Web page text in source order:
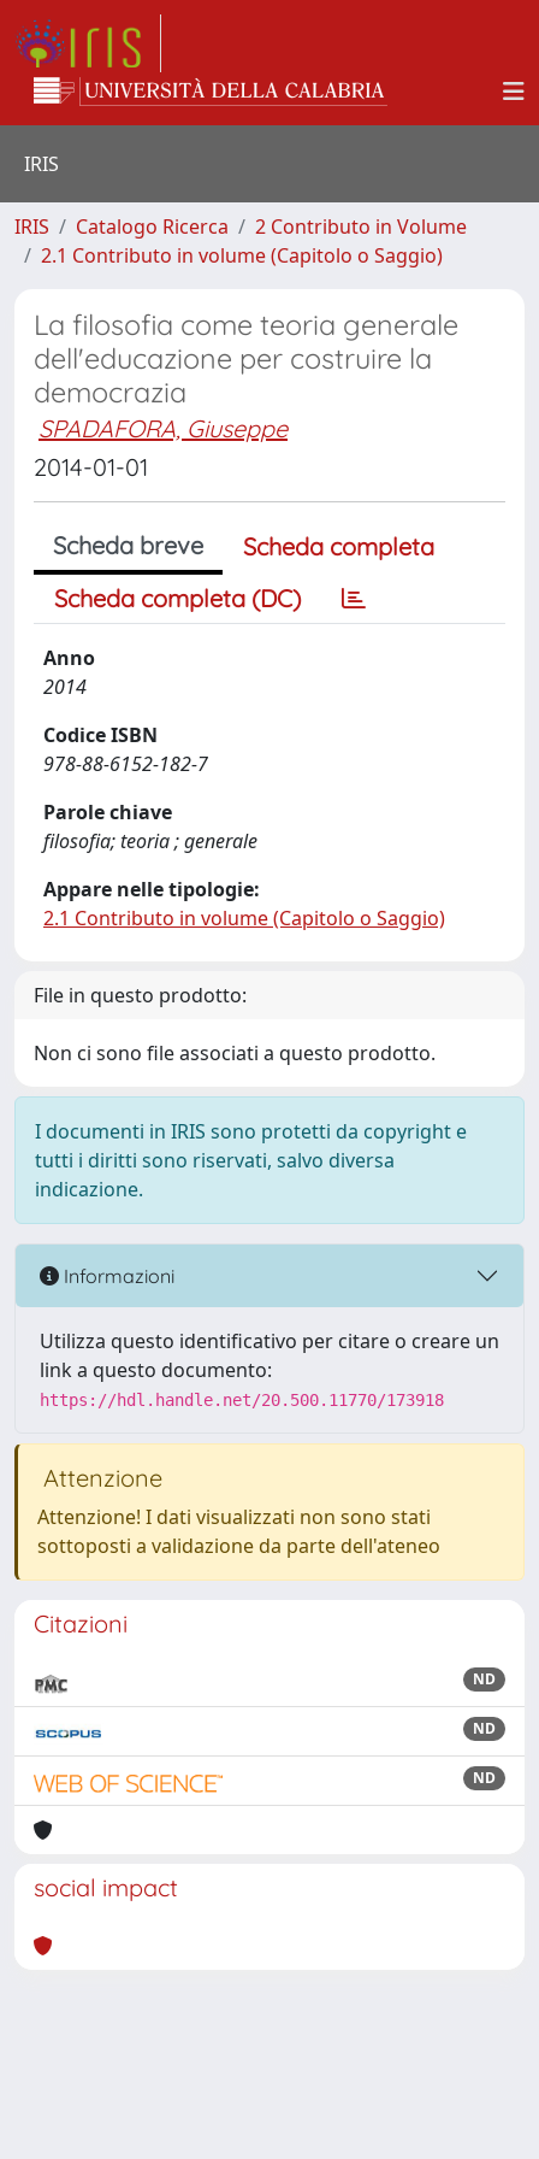
IRIS
IRIS Catalogo Ricerca
2 Contributo in Volume
2.1 Contributo in volume (Capitolo o Saggio)
La filosofia come teoria generale
dell'educazione per costruire la
democrazia
SPADAFORA, Giuseppe
2014-01-01
Scheda breve
Scheda completa
Scheda completa (DC)
Anno
2014
Codice ISBN
978-88-6152-182-7
Parole chiave
filosofia; teoria ; generale
Appare nelle tipologie:
2.1 Contributo in volume (Capitolo o Saggio)
File in questo prodotto:
Non ci sono file associati a questo prodotto.
I documenti in IRIS sono protetti da copyright e
tutti i diritti sono riservati, salvo diversa
indicazione.
Informazioni
Utilizza questo identificativo per citare o creare un
link a questo documento:
https://hdl.handle.net/20.500.11770/173918
Attenzione
Attenzione! I dati visualizzati non sono stati
sottoposti a validazione da parte dell'ateneo
Citazioni
ND
ND
ND
social impact